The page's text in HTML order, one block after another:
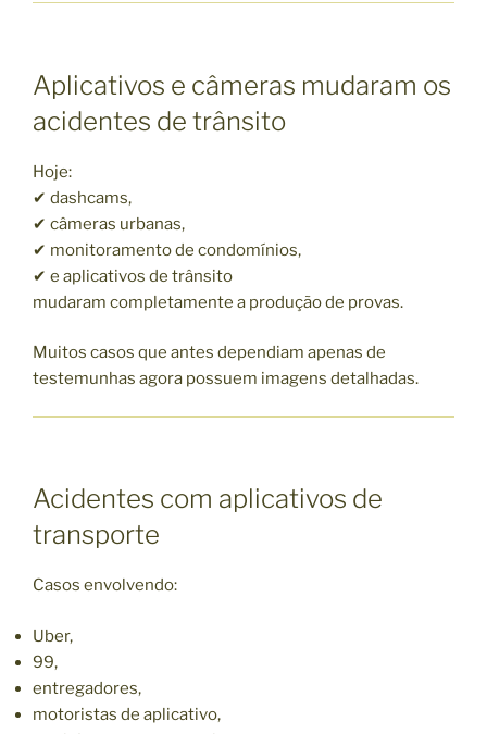
Aplicativos e câmeras mudaram os
acidentes de trânsito
Hoje:
✔ dashcams,
✔ câmeras urbanas,
✔ monitoramento de condomínios,
✔ e aplicativos de trânsito
mudaram completamente a produção de provas.
Muitos casos que antes dependiam apenas de
testemunhas agora possuem imagens detalhadas.
Acidentes com aplicativos de
transporte
Casos envolvendo:
Uber,
99,
entregadores,
motoristas de aplicativo,